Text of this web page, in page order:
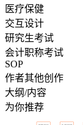
医疗保健
交互设计
研究生考试
会计职称考试
SOP
作者其他创作
大纲/内容
为你推荐